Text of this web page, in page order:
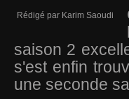
Rédigé par Karim Saoudi
saison 2
s'est enfin
une seconde